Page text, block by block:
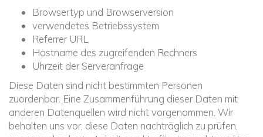
Browsertyp und Browserversion
verwendetes Betriebssystem
Referrer URL
Hostname des zugreifenden Rechners
Uhrzeit der Serveranfrage
Diese Daten sind nicht bestimmten Personen
zuordenbar. Eine Zusammenführung dieser Daten mit
anderen Datenquellen wird nicht vorgenommen. Wir
behalten uns vor, diese Daten nachträglich zu prüfen,